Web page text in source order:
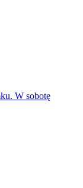
W sobotę